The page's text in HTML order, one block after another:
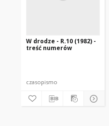
W drodze - R.10 (1982) -
treść numerów
czasopismo